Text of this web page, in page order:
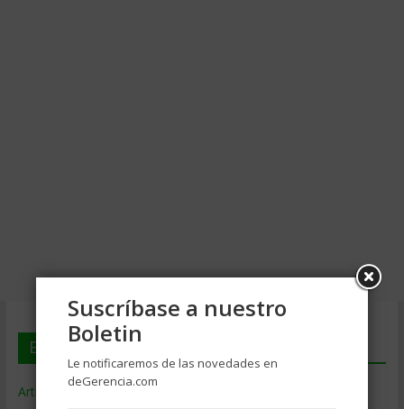
En deGerencia.com
Artículos de Gerencia
Suscríbase a nuestro
Boletin
Le notificaremos de las novedades en
deGerencia.com